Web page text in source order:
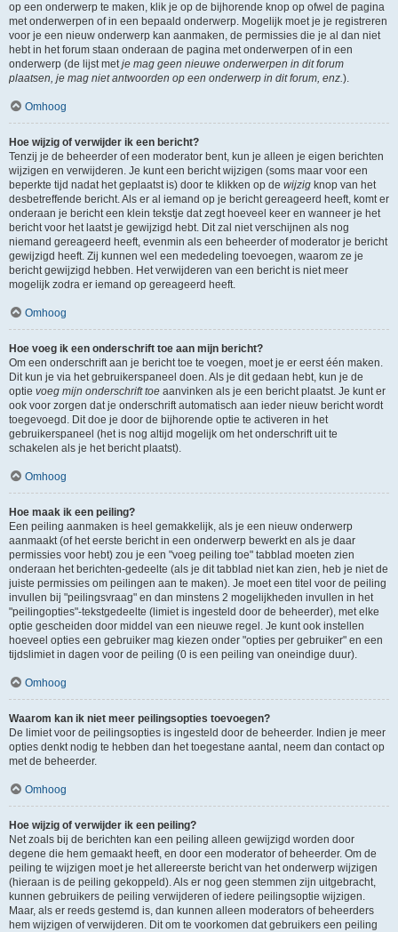
op een onderwerp te maken, klik je op de bijhorende knop op ofwel de pagina
met onderwerpen of in een bepaald onderwerp. Mogelijk moet je je registreren
voor je een nieuw onderwerp kan aanmaken, de permissies die je al dan niet
hebt in het forum staan onderaan de pagina met onderwerpen of in een
onderwerp (de lijst metje mag geen nieuwe onderwerpen in dit forum
plaatsen, je mag niet antwoorden op een onderwerp in dit forum, enz.).
Omhoog
Hoe wijzig of verwijder ik een bericht?
Tenzij je de beheerder of een moderator bent, kun je alleen je eigen berichten
wijzigen en verwijderen. Je kunt een bericht wijzigen (soms maar voor een
beperkte tijd nadat het geplaatst is) door te klikken op de wijzig knop van het
desbetreffende bericht. Als er al iemand op je bericht gereageerd heeft, komt er
onderaan je bericht een klein tekstje dat zegt hoeveel keer en wanneer je het
bericht voor het laatst je gewijzigd hebt. Dit zal niet verschijnen als nog
niemand gereageerd heeft, evenmin als een beheerder of moderator je bericht
gewijzigd heeft. Zij kunnen wel een mededeling toevoegen, waarom ze je
bericht gewijzigd hebben. Het verwijderen van een bericht is niet meer
mogelijk zodra er iemand op gereageerd heeft.
Omhoog
Hoe voeg ik een onderschrift toe aan mijn bericht?
Om een onderschrift aan je bericht toe te voegen, moet je er eerst één maken.
Dit kun je via het gebruikerspaneel doen. Als je dit gedaan hebt, kun je de
optie voeg mijn onderschrift toe aanvinken als je een bericht plaatst. Je kunt er
ook voor zorgen dat je onderschrift automatisch aan ieder nieuw bericht wordt
toegevoegd. Dit doe je door de bijhorende optie te activeren in het
gebruikerspaneel (het is nog altijd mogelijk om het onderschrift uit te
schakelen als je het bericht plaatst).
Omhoog
Hoe maak ik een peiling?
Een peiling aanmaken is heel gemakkelijk, als je een nieuw onderwerp
aanmaakt (of het eerste bericht in een onderwerp bewerkt en als je daar
permissies voor hebt) zou je een "voeg peiling toe" tabblad moeten zien
onderaan het berichten-gedeelte (als je dit tabblad niet kan zien, heb je niet de
juiste permissies om peilingen aan te maken). Je moet een titel voor de peiling
invullen bij "peilingsvraag" en dan minstens 2 mogelijkheden invullen in het
"peilingopties"-tekstgedeelte (limiet is ingesteld door de beheerder), met elke
optie gescheiden door middel van een nieuwe regel. Je kunt ook instellen
hoeveel opties een gebruiker mag kiezen onder "opties per gebruiker" en een
tijdslimiet in dagen voor de peiling (0 is een peiling van oneindige duur).
Omhoog
Waarom kan ik niet meer peilingsopties toevoegen?
De limiet voor de peilingsopties is ingesteld door de beheerder. Indien je meer
opties denkt nodig te hebben dan het toegestane aantal, neem dan contact op
met de beheerder.
Omhoog
Hoe wijzig of verwijder ik een peiling?
Net zoals bij de berichten kan een peiling alleen gewijzigd worden door
degene die hem gemaakt heeft, en door een moderator of beheerder. Om de
peiling te wijzigen moet je het allereerste bericht van het onderwerp wijzigen
(hieraan is de peiling gekoppeld). Als er nog geen stemmen zijn uitgebracht,
kunnen gebruikers de peiling verwijderen of iedere peilingsoptie wijzigen.
Maar, als er reeds gestemd is, dan kunnen alleen moderators of beheerders
hem wijzigen of verwijderen. Dit om te voorkomen dat gebruikers een peiling